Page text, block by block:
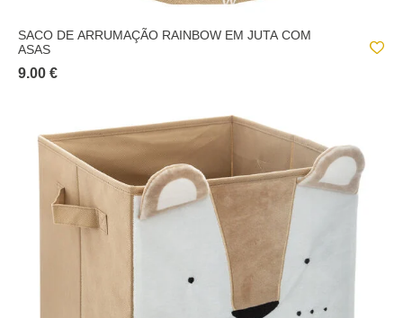
SACO DE ARRUMAÇÃO RAINBOW EM JUTA COM
ASAS
9.00 €